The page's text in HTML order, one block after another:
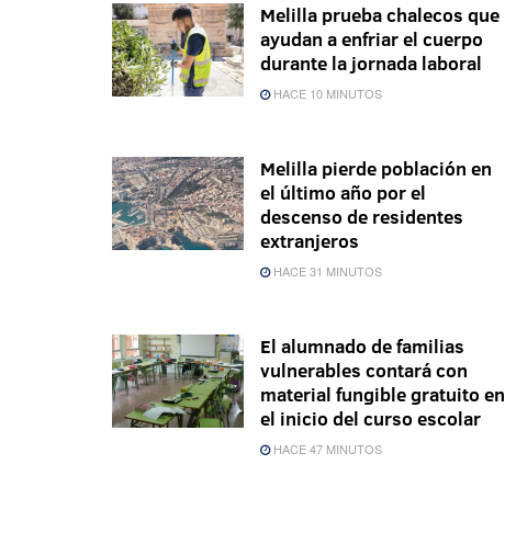
Melilla prueba chalecos que
ayudan a enfriar el cuerpo
durante la jornada laboral
HACE 10 MINUTOS
Melilla pierde población en
el último año por el
descenso de residentes
extranjeros
HACE 31 MINUTOS
El alumnado de familias
vulnerables contará con
material fungible gratuito en
el inicio del curso escolar
HACE 47 MINUTOS